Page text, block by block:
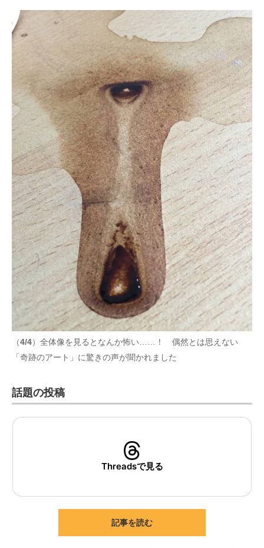
（4/4）全体像を見るとなんか怖い……！ 偶然とは思えない
「奇跡のアート」に驚きの声が聞かれました
話題の投稿
Threadsで見る
記事を読む